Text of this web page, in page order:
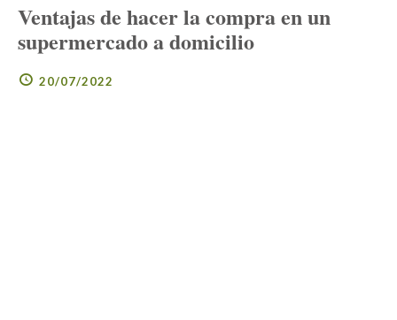
Ventajas de hacer la compra en un
supermercado a domicilio
20/07/2022